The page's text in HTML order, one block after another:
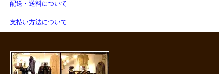
配送・送料について
支払い方法について